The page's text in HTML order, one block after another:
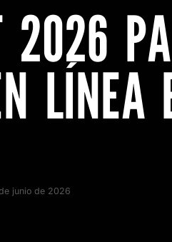
2026
LÍNEA
junio de 2026